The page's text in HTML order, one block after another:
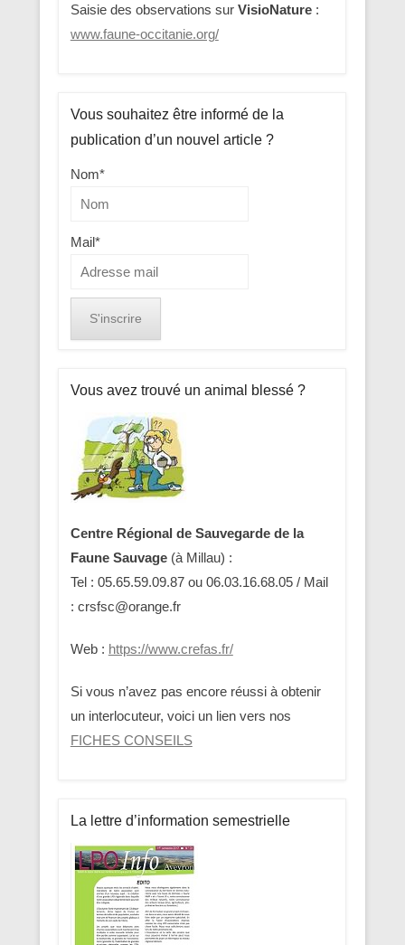
Saisie des observations sur VisioNature:
www.faune-occitanie.org/
Vous souhaitez être informé de la
publication d’un nouvel article ?
Nom*
Mail*
Vous avez trouvé un animal blessé ?
Centre Régional de Sauvegarde de la
Faune Sauvage (à Millau) :
Tel : 05.65.59.09.87 ou 06.03.16.68.05 / Mail
: crsfsc@orange.fr
Web : https://www.crefas.fr/
Si vous n’avez pas encore réussi à obtenir
un interlocuteur, voici un lien vers nos
FICHES CONSEILS
La lettre d’information semestrielle